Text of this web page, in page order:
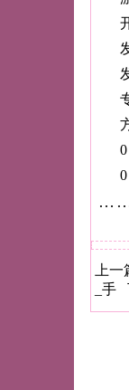
0
0
上一
_手